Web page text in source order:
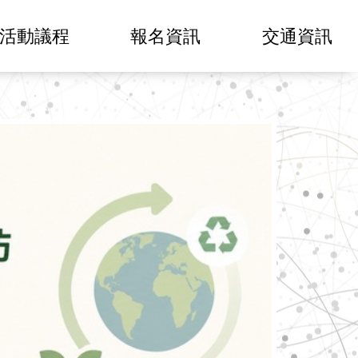
動議程 報名資訊 交通資訊